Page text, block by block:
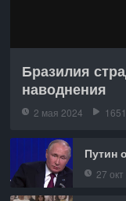
Бразилия
наводнения
2 мая 2024
Путин
27